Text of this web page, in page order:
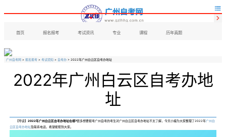

首页 报名报考 考试资讯 专业 课程 历年真题

广州自考网 > 报名报考 > 考试须知 > 自考办 > 2022年广州白云区自考办地址
2022年广州白云区自考办地
址
【导读】 2022年广州白云区自考办地址在哪?很多想要报考广州自考的考生对广州白云区自考办地址不太了解，今天小编为大家整理了2022年广州白
云区自考办地址及联系电话，希望能帮到大家。